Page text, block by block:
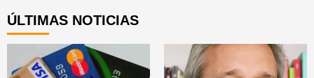
ÚLTIMAS NOTICIAS